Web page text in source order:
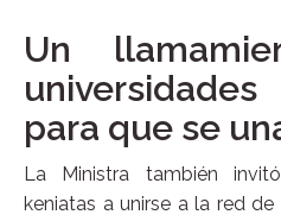
Un
para que se
La Ministra también
keniatas a unirse a la red